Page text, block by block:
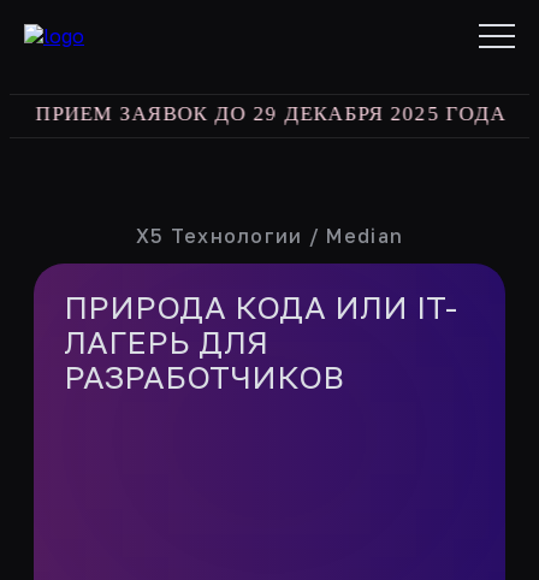
ЗАЯВОК ДО 29 ДЕКАБРЯ 2025 ГОДА
X5 Технологии / Median
ПРИРОДА КОДА ИЛИ IT-
ЛАГЕРЬ ДЛЯ
РАЗРАБОТЧИКОВ